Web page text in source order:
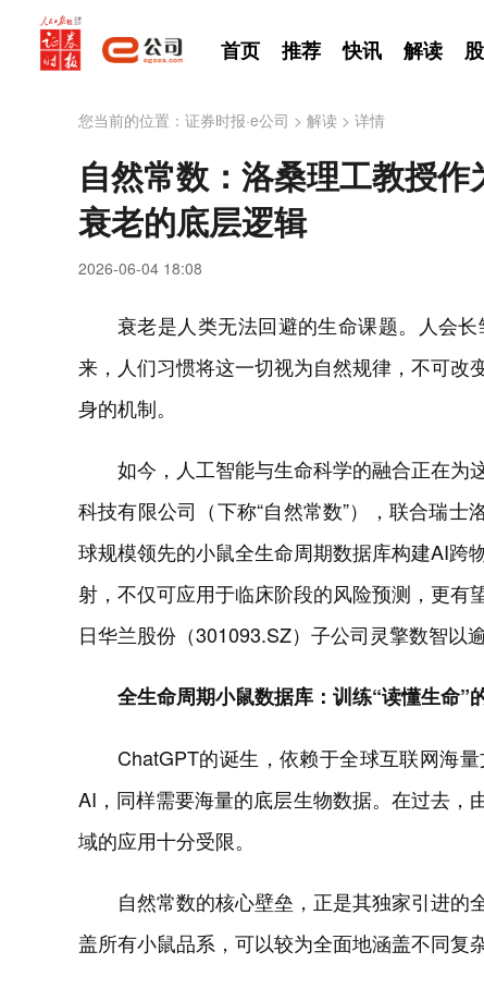
首页 推荐 快讯 解读
您当前的位置： 证券时报·e公司 > 解读 > 详情
自然常数：洛桑理工教授
衰老的底层逻辑
2026-06-04 18:08
衰老是人类无法回避的生命课题。人会
来，人们习惯将这一切视为自然规律，不可改
身的机制。
如今，人工智能与生命科学的融合正在为
科技有限公司（下称“自然常数”），联合瑞
球规模领先的小鼠全生命周期数据库构建AI跨
射，不仅可应用于临床阶段的风险预测，更有
日华兰股份（301093.SZ）子公司灵擎数智以
全生命周期小鼠数据库：训练“读懂生命”
ChatGPT的诞生，依赖于全球互联网海
AI，同样需要海量的底层生物数据。在过去，
域的应用十分受限。
自然常数的核心壁垒，正是其独家引进
盖所有小鼠品系，可以较为全面地涵盖不同复